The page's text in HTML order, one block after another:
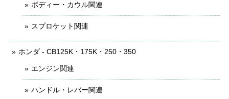
ボディー・カウル関連
スプロケット関連
ホンダ - CB125K・175K・250・350
エンジン関連
ハンドル・レバー関連